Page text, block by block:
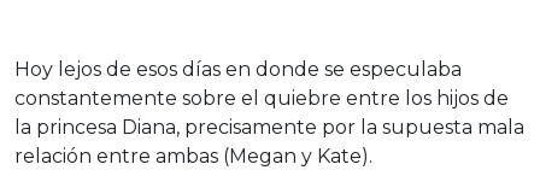
Hoy lejos de esos días en donde se especulaba
constantemente sobre el quiebre entre los hijos de
la princesa Diana, precisamente por la supuesta mala
relación entre ambas (Megan y Kate).